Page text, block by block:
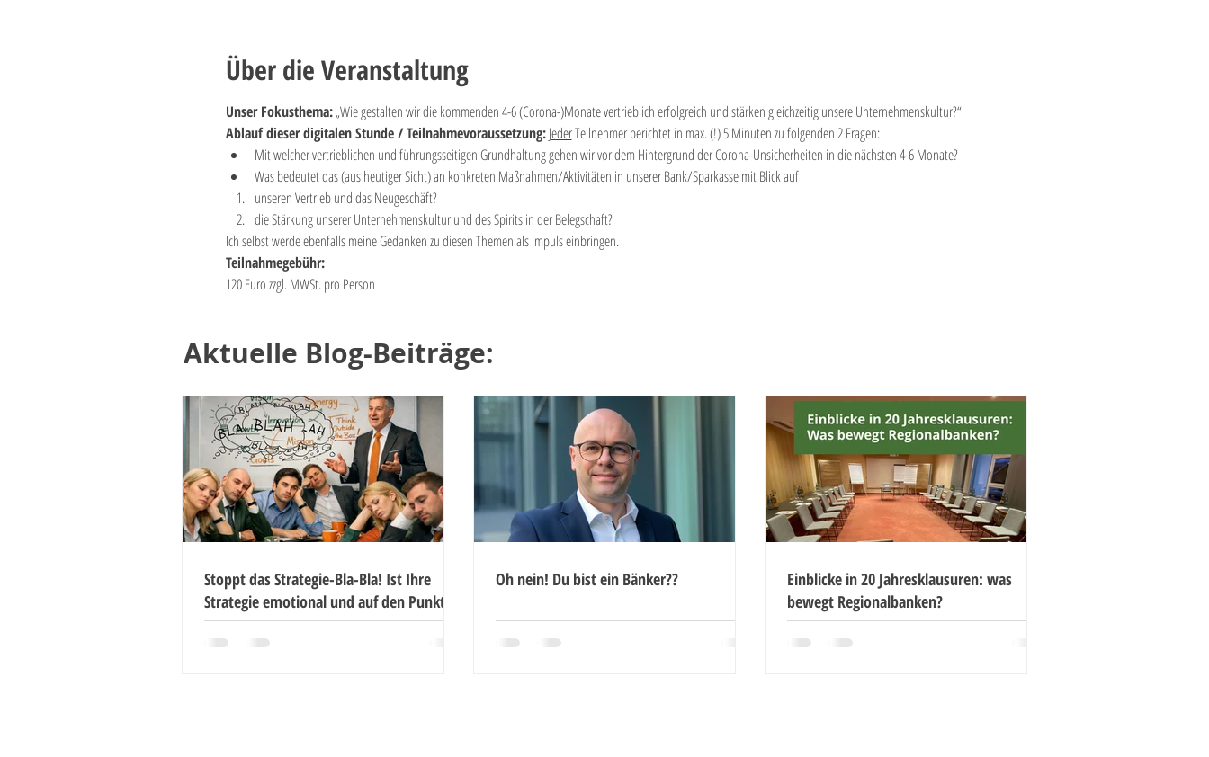
Über die Veranstaltung
Unser Fokusthema: „Wie gestalten wir die kommenden 4-6 (Corona-)Monate vertrieblich erfolgreich und stärken gleichzeitig unsere Unternehmenskultur?“
Ablauf dieser digitalen Stunde / Teilnahmevoraussetzung: Jeder Teilnehmer berichtet in max. (!) 5 Minuten zu folgenden 2 Fragen:
Mit welcher vertrieblichen und führungsseitigen Grundhaltung gehen wir vor dem Hintergrund der Corona-Unsicherheiten in die nächsten 4-6 Monate?
Was bedeutet das (aus heutiger Sicht) an konkreten Maßnahmen/Aktivitäten in unserer Bank/Sparkasse mit Blick auf
unseren Vertrieb und das Neugeschäft?
die Stärkung unserer Unternehmenskultur und des Spirits in der Belegschaft?
Ich selbst werde ebenfalls meine Gedanken zu diesen Themen als Impuls einbringen.
Teilnahmegebühr:
120 Euro zzgl. MWSt. pro Person
Aktuelle Blog-Beiträge:
Stoppt das Strategie-Bla-Bla! Ist Ihre
Strategie emotional und auf den Punkt
formuliert?
Oh nein! Du bist ein Bänker??
Einblicke in 20 Jahresklausuren: was
bewegt Regionalbanken?